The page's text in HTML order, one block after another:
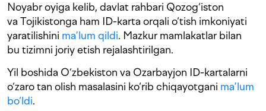
Noyabr oyiga kelib, davlat rahbari Qozog‘iston
va Tojikistonga ham ID-karta orqali o‘tish imkoniyati
yaratilishini ma’lum qildi. Mazkur mamlakatlar bilan
bu tizimni joriy etish rejalashtirilgan.
Yil boshida O‘zbekiston va Ozarbayjon ID-kartalarni
o‘zaro tan olish masalasini ko‘rib chiqayotgani ma’lum
bo‘ldi.